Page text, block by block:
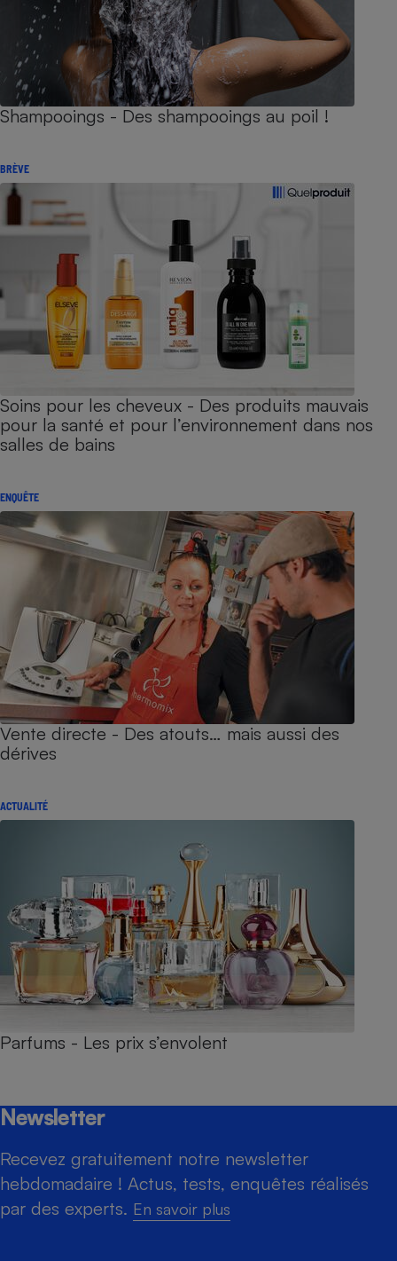
Shampooings - Des shampooings au poil !
BRÈVE
Soins pour les cheveux - Des produits mauvais
pour la santé et pour l’environnement dans nos
salles de bains
ENQUÊTE
Vente directe - Des atouts… mais aussi des
dérives
ACTUALITÉ
Parfums - Les prix s’envolent
Newsletter
Recevez gratuitement notre newsletter
hebdomadaire ! Actus, tests, enquêtes réalisés
par des experts. En savoir plus